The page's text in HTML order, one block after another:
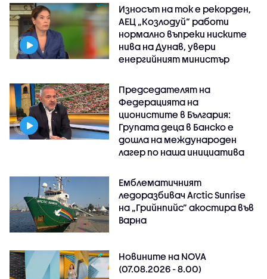
Износът на ток е рекорден,
АЕЦ „Козлодуй“ работи
нормално въпреки ниските
нива на Дунав, увери
енергийният министър
Председателят на
Федерацията на
ционистите в България:
Групата деца в Банско е
дошла на международен
лагер по наша инициатива
Емблематичният
ледоразбивач Arctic Sunrise
на „Грийнпийс” акостира във
Варна
Новините на NOVA
(07.08.2026 - 8.00)